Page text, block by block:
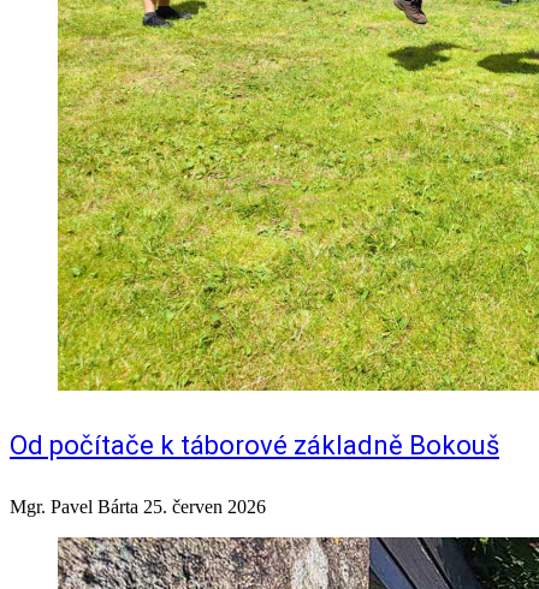
Od počítače k táborové základně Bokouš
Mgr. Pavel Bárta 25. červen 2026